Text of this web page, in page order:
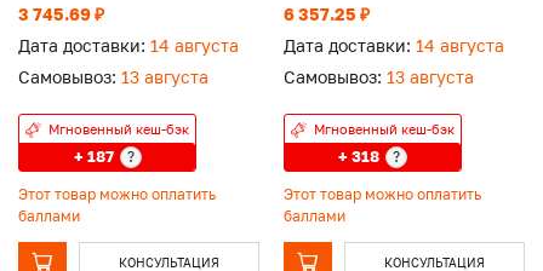
3 745.69 ₽
Дата доставки: 14 августа
Самовывоз: 13 августа
Мгновенный кеш-бэк
+ 187 ?
Этот товар можно оплатить
баллами
КОНСУЛЬТАЦИЯ
6 357.25 ₽
Дата доставки: 14 августа
Самовывоз: 13 августа
Мгновенный кеш-бэк
+ 318 ?
Этот товар можно оплатить
баллами
КОНСУЛЬТАЦИЯ